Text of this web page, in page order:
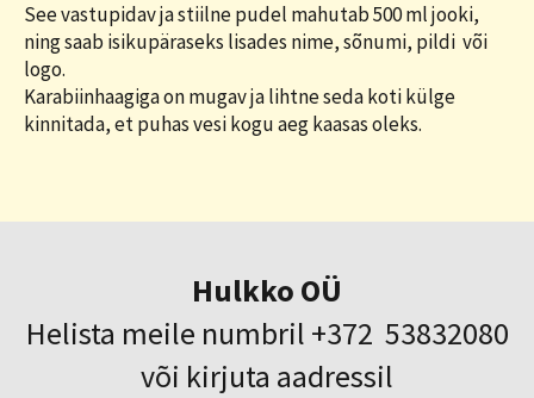
See vastupidav ja stiilne pudel mahutab 500 ml jooki,
ning saab isikupäraseks lisades nime, sõnumi, pildi või
logo.
Karabiinhaagiga on mugav ja lihtne seda koti külge
kinnitada, et puhas vesi kogu aeg kaasas oleks.
Hulkko OÜ
Helista meile numbril +372 53832080
või kirjuta aadressil